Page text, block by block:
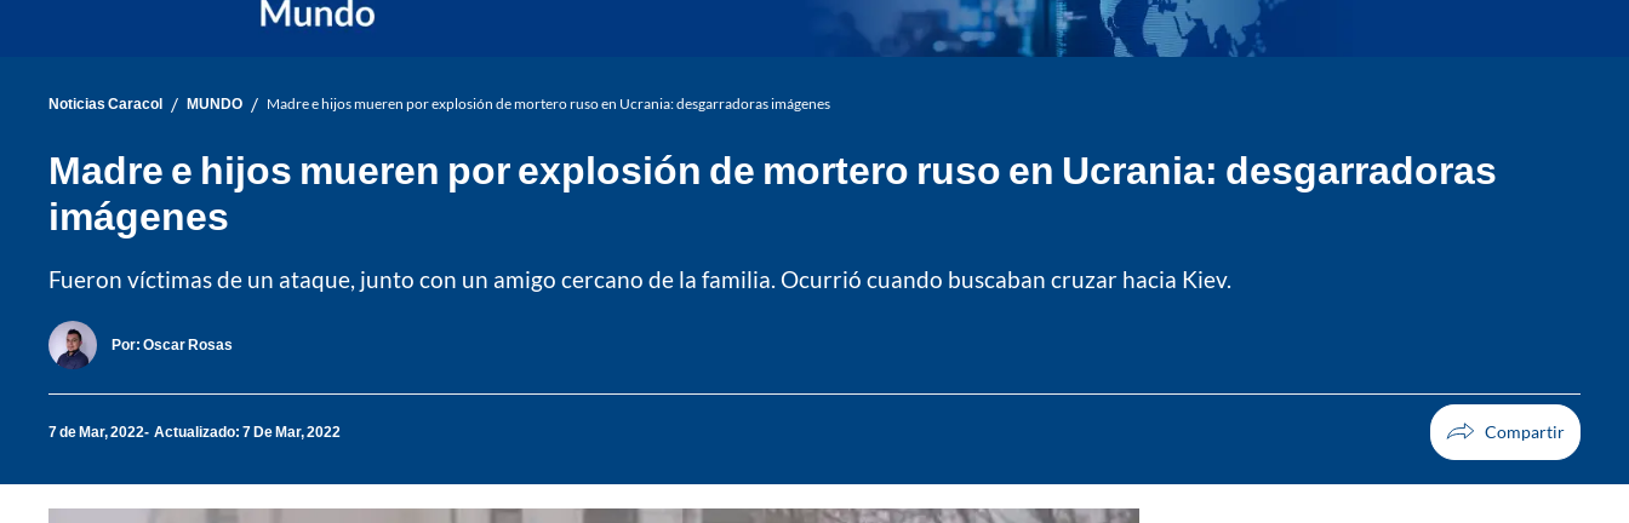
Noticias Caracol / MUNDO / Madre e hijos mueren por explosión de mortero ruso en Ucrania: desgarradoras imágenes
Madre e hijos mueren por explosión de mortero ruso en Ucrania: desgarradoras
imágenes
Fueron víctimas de un ataque, junto con un amigo cercano de la familia. Ocurrió cuando buscaban cruzar hacia Kiev.
Por: Oscar Rosas
7 de Mar, 2022 Actualizado: 7 De Mar, 2022